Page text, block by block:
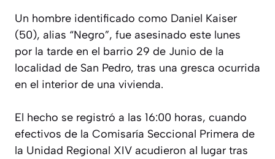
Un hombre identificado como Daniel Kaiser
(50), alias “Negro”, fue asesinado este lunes
por la tarde en el barrio 29 de Junio de la
localidad de San Pedro, tras una gresca ocurrida
en el interior de una vivienda.
El hecho se registró a las 16:00 horas, cuando
efectivos de la Comisaría Seccional Primera de
la Unidad Regional XIV acudieron al lugar tras